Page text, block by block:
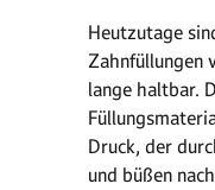
Heutzutage
Zahnfüllungen
lange haltbar.
Druck, der
und büßen